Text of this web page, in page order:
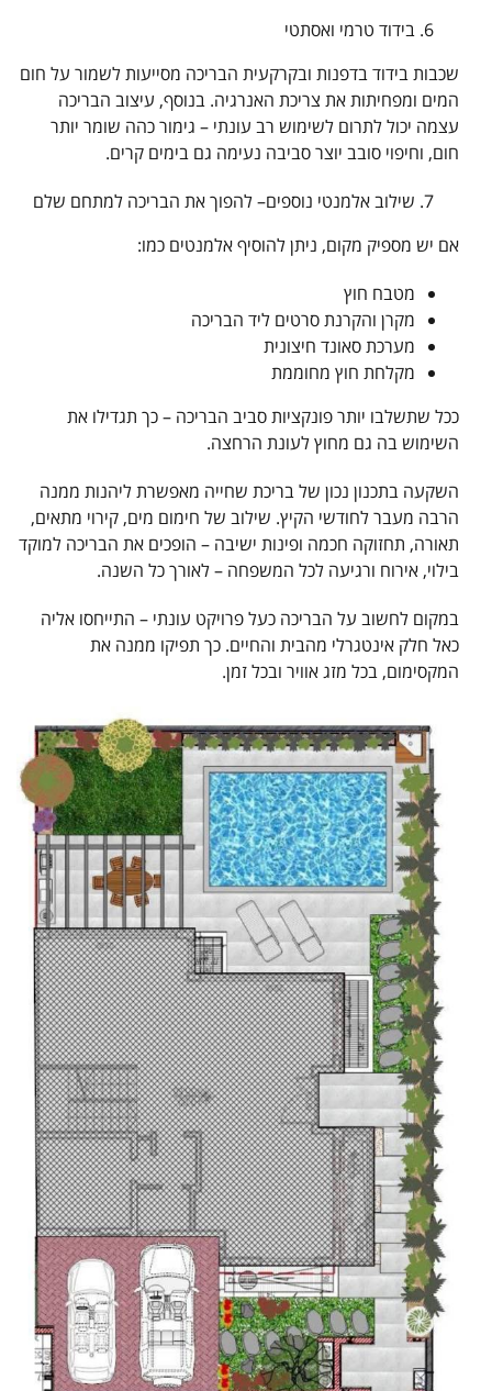
בידוד טרמי ואסתטי
שכבות בידוד בדפנות ובקרקעית הבריכה מסייעות לשמור על חום
המים ומפחיתות את צריכת האנרגיה. בנוסף, עיצוב הבריכה
עצמה יכול לתרום לשימוש רב עונתי – גימור כהה שומר יותר
חום, וחיפוי סובב יוצר סביבה נעימה גם בימים קרים.
שילוב אלמנטי נוספים– להפוך את הבריכה למתחם שלם
אם יש מספיק מקום, ניתן להוסיף אלמנטים כמו:
מטבח חוץ
מקרן והקרנת סרטים ליד הבריכה
מערכת סאונד חיצונית
מקלחת חוץ מחוממת
ככל שתשלבו יותר פונקציות סביב הבריכה – כך תגדילו את
השימוש בה גם מחוץ לעונת הרחצה.
השקעה בתכנון נכון של בריכת שחייה מאפשרת ליהנות ממנה
הרבה מעבר לחודשי הקיץ. שילוב של חימום מים, קירוי מתאים,
תאורה, תחזוקה חכמה ופינות ישיבה – הופכים את הבריכה למוקד
בילוי, אירוח ורגיעה לכל המשפחה – לאורך כל השנה.
במקום לחשוב על הבריכה כעל פרויקט עונתי – התייחסו אליה
כאל חלק אינטגרלי מהבית והחיים. כך תפיקו ממנה את
המקסימום, בכל מזג אוויר ובכל זמן.